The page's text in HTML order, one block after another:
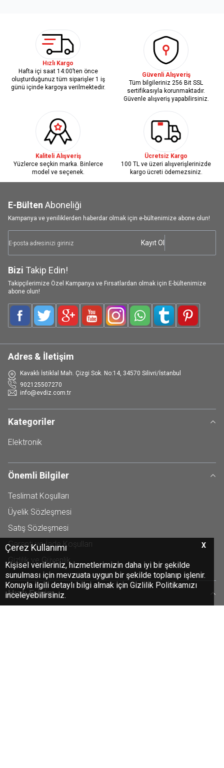
X
Çerez Kullanımı
Kişisel verileriniz, hizmetlerimizin daha iyi bir şekilde
sunulması için mevzuata uygun bir şekilde toplanıp işlenir.
Konuyla ilgili detaylı bilgi almak için Gizlilik Politikamızı
inceleyebilirsiniz.
Hızlı Kargo
Hafta içi saat 14:00’ten önce
oluşturduğunuz tüm siparişler 1 iş
günü içinde kargoya verilmektedir.
Güvenli Alışveriş
Tüm bilgileriniz 256 Bit SSL
sertifikasıyla korunmaktadır.
Güvenle alışveriş yapabilirsiniz.
Kaliteli Alışveriş
Yüzlerce seçkin marka. Binlerce
model ve seçenek.
Ücretsiz Kargo
100 TL ve üzeri alışverişlerinizde
kargo ücreti ödemezsiniz.
E-Bülten Aboneliği
Kampanya ve yeniliklerden haberdar olmak için e-bültenimize abone olun!
Kayıt Ol
Bizi Takip Edin!
Takipçilerimize Özel Kampanya ve Fırsatlardan olmak için E-bültenimize
abone olun!
FacebookTwitterGoogle-PlusYoutubeInstagramWhatsAppTumblrPinterest
Adres & İletişim
Kavaklı İstiklal Mah. Çizgi Sok. No:14, 34570 Silivri/İstanbul
902125507270
info@evdiz.com.tr
Kategoriler
Elektronik
Önemli Bilgiler
Teslimat Koşulları
Üyelik Sözleşmesi
Satış Sözleşmesi
Garanti ve İade Koşulları
Gizlilik ve Güvenlik
Hızlı Erişim